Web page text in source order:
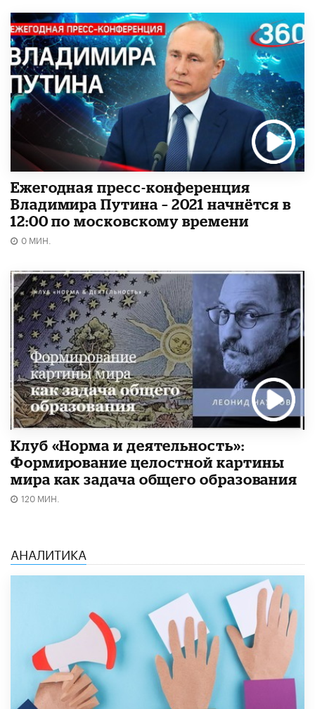
Ежегодная пресс-конференция
Владимира Путина – 2021 начнётся в
12:00 по московскому времени
0 МИН.
Клуб «Норма и деятельность»:
Формирование целостной картины
мира как задача общего образования
120 МИН.
АНАЛИТИКА